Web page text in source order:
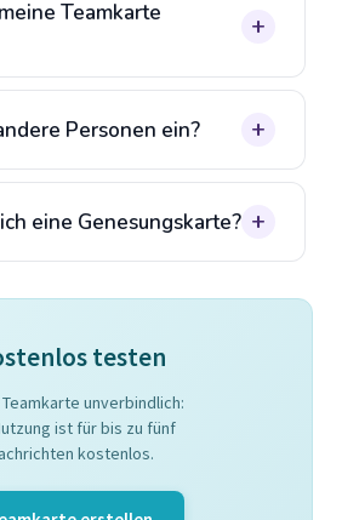
Teamkarte
Personen ein?
eine Genesungskarte?
testen
unverbindlich:
ist für bis zu fünf
kostenlos.